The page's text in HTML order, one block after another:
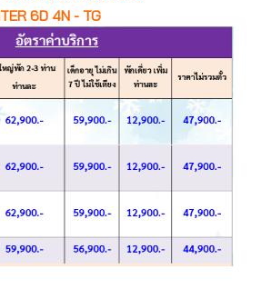
6D 4N - TG